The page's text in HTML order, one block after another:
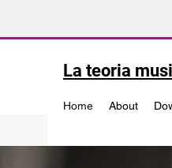
La teoria
Home About